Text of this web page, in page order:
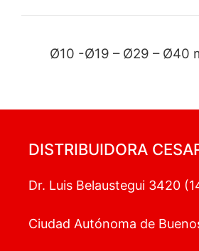
Ø10 -Ø19 – Ø29 – Ø40
DISTRIBUIDORA
Dr. Luis Belaustegui 3420
Ciudad Autónoma de